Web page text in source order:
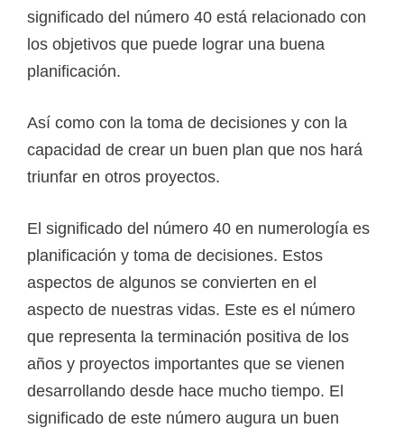
significado del número 40 está relacionado con
los objetivos que puede lograr una buena
planificación.
Así como con la toma de decisiones y con la
capacidad de crear un buen plan que nos hará
triunfar en otros proyectos.
El significado del número 40 en numerología es
planificación y toma de decisiones. Estos
aspectos de algunos se convierten en el
aspecto de nuestras vidas. Este es el número
que representa la terminación positiva de los
años y proyectos importantes que se vienen
desarrollando desde hace mucho tiempo. El
significado de este número augura un buen